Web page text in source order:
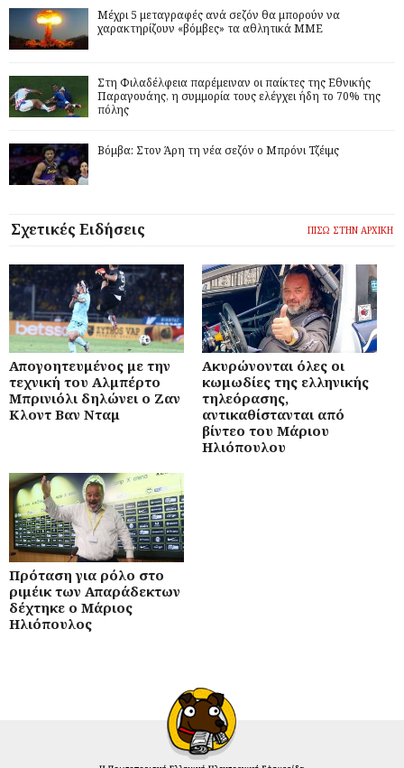
Μέχρι 5 μεταγραφές ανά σεζόν θα μπορούν να
χαρακτηρίζουν «βόμβες» τα αθλητικά ΜΜΕ
Στη Φιλαδέλφεια παρέμειναν οι παίκτες της Εθνικής
Παραγουάης, η συμμορία τους ελέγχει ήδη το 70% της
πόλης
Βόμβα: Στον Άρη τη νέα σεζόν ο Μπρόνι Τζέιμς
Σχετικές Ειδήσεις ΠΙΣΩ ΣΤΗΝ ΑΡΧΙΚΗ
Απογοητευμένος με την
τεχνική του Αλμπέρτο
Μπρινιόλι δηλώνει ο Ζαν
Κλοντ Βαν Νταμ
Ακυρώνονται όλες οι
κωμωδίες της ελληνικής
τηλεόρασης,
αντικαθίστανται από
βίντεο του Μάριου
Ηλιόπουλου
Πρόταση για ρόλο στο
ριμέικ των Απαράδεκτων
δέχτηκε ο Μάριος
Ηλιόπουλος